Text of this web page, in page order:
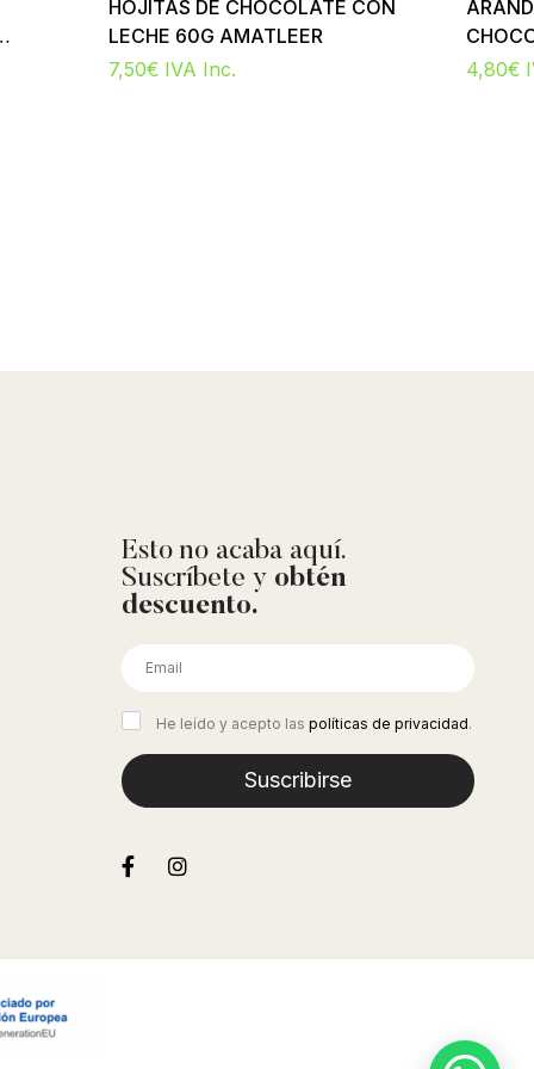
HOJITAS DE CHOCOLATE CON
LECHE 60G AMATLEER
7,50€ IVA Inc. 4,80€
Esto no acaba aquí.
Suscríbete y obtén
descuento.
He leído y acepto las políticas de privacidad.
Suscribirse